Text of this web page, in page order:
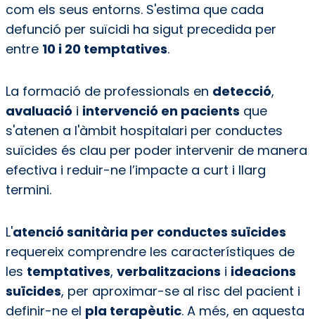
com els seus entorns. S'estima que cada
defunció per suïcidi ha sigut precedida per
entre 10 i 20 temptatives.
La formació de professionals en detecció,
avaluació i intervenció en pacients que
s'atenen a l'àmbit hospitalari per conductes
suïcides és clau per poder intervenir de manera
efectiva i reduir-ne l’impacte a curt i llarg
termini.
L'atenció sanitària per conductes suïcides
requereix comprendre les característiques de
les temptatives, verbalitzacions i ideacions
suïcides, per aproximar-se al risc del pacient i
definir-ne el pla terapèutic. A més, en aquesta